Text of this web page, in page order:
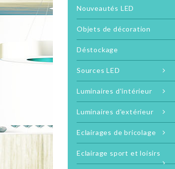
Nouveautés LED
Objets de décoration
Déstockage
Sources LED
Luminaires d'intérieur
Luminaires d'extérieur
Eclairages de bricolage
Eclairage sport et loisirs